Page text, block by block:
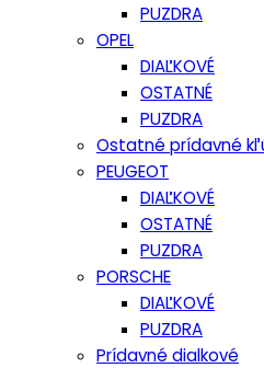
PUZDRA
OPEL
DIAĽKOVÉ
OSTATNÉ
PUZDRA
Ostatné prídavné
PEUGEOT
DIAĽKOVÉ
OSTATNÉ
PUZDRA
PORSCHE
DIAĽKOVÉ
PUZDRA
Prídavné dialkové